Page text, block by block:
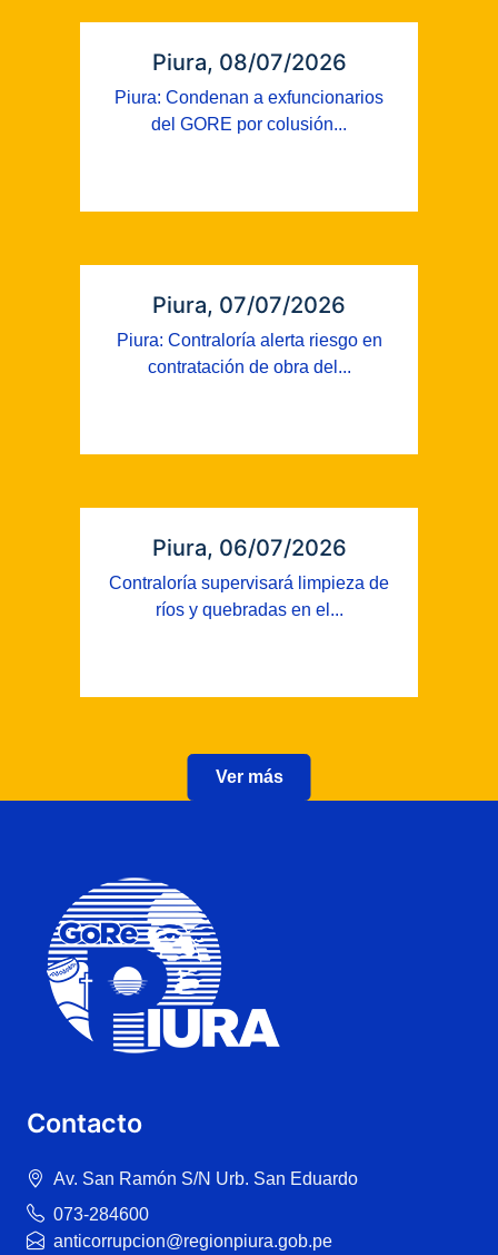
Piura, 08/07/2026
Piura: Condenan a exfuncionarios
del GORE por colusión...
Piura, 07/07/2026
Piura: Contraloría alerta riesgo en
contratación de obra del...
Piura, 06/07/2026
Contraloría supervisará limpieza de
ríos y quebradas en el...
Ver más
Contacto
Av. San Ramón S/N Urb. San Eduardo
073-284600
anticorrupcion@regionpiura.gob.pe